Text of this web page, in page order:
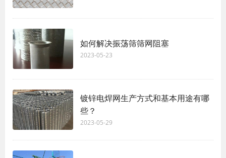
如何解决振荡筛筛网阻塞
2023-05-23
镀锌电焊网生产方式和基本用途有哪
些？
2023-05-29